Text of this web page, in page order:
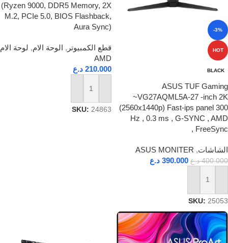
-3%
HOT
BLACK
ASUS TUF Gaming
~VG27AQML5A-27 -inch 2K
(2560x1440p) Fast-ips panel 300
Hz , 0.3 ms , G-SYNC , AMD
FreeSync ,
الشاشات,
ASUS MONITER
400.000 د.ع 390.000 د.ع
إضافة إلى السلة
SKU: 25053
(Ryzen 9000, DDR5 Memory, 2X
M.2, PCIe 5.0, BIOS Flashback,
Aura Sync)
قطع الكمبيوتر , الوحة الام, لوحة الام
AMD
210.000 د.ع
إضافة إلى السلة
SKU: 24863